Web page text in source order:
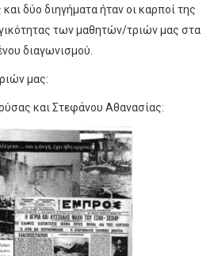
και δύο διηγήματα ήταν οι καρποί της
των μαθητών/τριών μας στα
διαγωνισμού.
μας:
και Στεφάνου Αθανασίας: